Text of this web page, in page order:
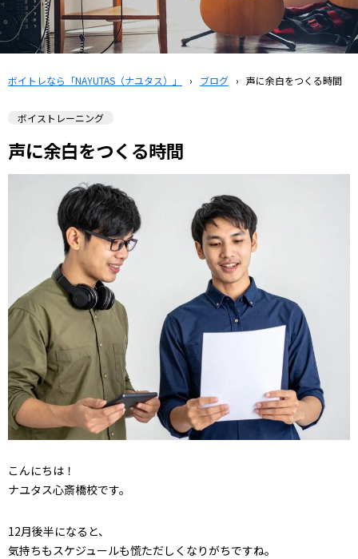
ボイトレなら「NAYUTAS（ナユタス）」 › ブログ › 声に余白をつくる時間
ボイストレーニング
声に余白をつくる時間
こんにちは！
ナユタス心斎橋校です。
12月後半になると、
気持ちもスケジュールも慌ただしくなりがちですね。